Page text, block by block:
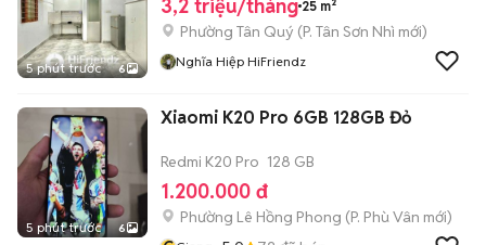
5 phút trước 6
3,2 triệu/tháng 25 m²
Phường Tân Quý (P. Tân Sơn Nhì mới)
Nghĩa Hiệp HiFriendz
5 phút trước 6
Xiaomi K20 Pro 6GB 128GB Đỏ
Redmi K20 Pro 128 GB
1.200.000 đ
Phường Lê Hồng Phong (P. Phù Vân mới)